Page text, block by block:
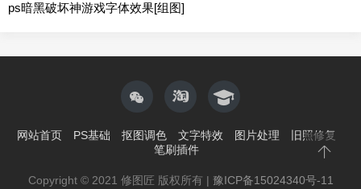
ps暗黑破坏神游戏字体效果[组图]
网站首页 PS基础 抠图调色 文字特效 图片处理
旧照修复
笔刷插件
Copyright © 2021 修图匠 版权所有 | 豫ICP备15024340号-11